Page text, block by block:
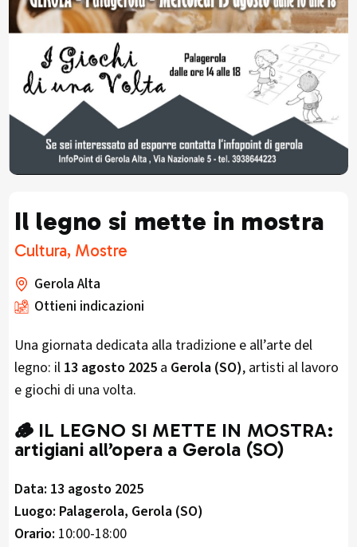
Il legno si mette in mostra
Cultura, Mostre
Gerola Alta
Ottieni indicazioni
Una giornata dedicata alla tradizione e all’arte del
legno: il 13 agosto 2025a Gerola (SO), artisti al lavoro
e giochi di una volta.
🪵 IL LEGNO SI METTE IN MOSTRA:
artigiani all’opera a Gerola (SO)
Data: 13 agosto 2025
Luogo: Palagerola, Gerola (SO)
Orario: 10:00-18:00